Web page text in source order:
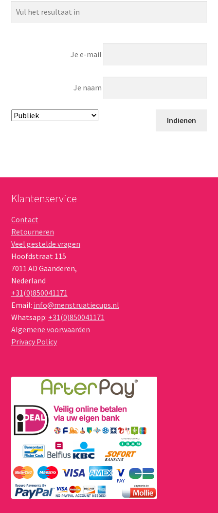
Je e-mail
Je naam
Klantenservice
Contact
Retourneren
Veel gestelde vragen
Hoofdstraat 115
7011 AD Gaanderen,
Nederland
+31(0)850041171
Email: info@menstruatiecups.nl
Whatsapp: +31(0)850041171
Algemene voorwaarden
Privacy Policy